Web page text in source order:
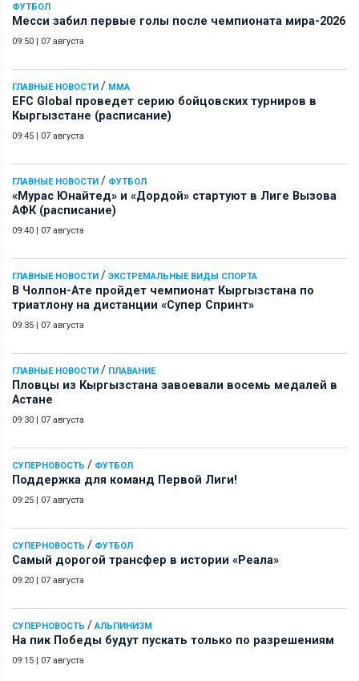
ФУТБОЛ
Месси забил первые голы после чемпионата мира-2026
09:50 | 07 августа
ГЛАВНЫЕ НОВОСТИ / ММА
EFC Global проведет серию бойцовских турниров в
Кыргызстане (расписание)
09:45 | 07 августа
ГЛАВНЫЕ НОВОСТИ / ФУТБОЛ
«Мурас Юнайтед» и «Дордой» стартуют в Лиге Вызова
АФК (расписание)
09:40 | 07 августа
ГЛАВНЫЕ НОВОСТИ / ЭКСТРЕМАЛЬНЫЕ ВИДЫ СПОРТА
В Чолпон-Ате пройдет чемпионат Кыргызстана по
триатлону на дистанции «Супер Спринт»
09:35 | 07 августа
ГЛАВНЫЕ НОВОСТИ / ПЛАВАНИЕ
Пловцы из Кыргызстана завоевали восемь медалей в
Астане
09:30 | 07 августа
СУПЕРНОВОСТЬ / ФУТБОЛ
Поддержка для команд Первой Лиги!
09:25 | 07 августа
СУПЕРНОВОСТЬ / ФУТБОЛ
Самый дорогой трансфер в истории «Реала»
09:20 | 07 августа
СУПЕРНОВОСТЬ / АЛЬПИНИЗМ
На пик Победы будут пускать только по разрешениям
09:15 | 07 августа